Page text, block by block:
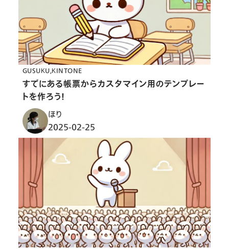
GUSUKU KINTONE
すでにある帳票からカスタマイン用のテンプレー
トを作ろう！
ほり
2025-02-25